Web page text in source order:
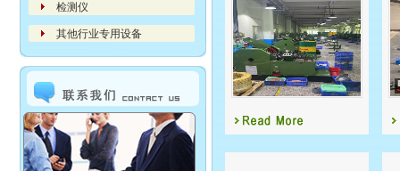
检测仪
其他行业专用设备